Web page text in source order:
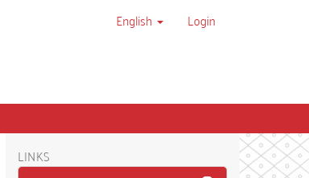
English Login
LINKS